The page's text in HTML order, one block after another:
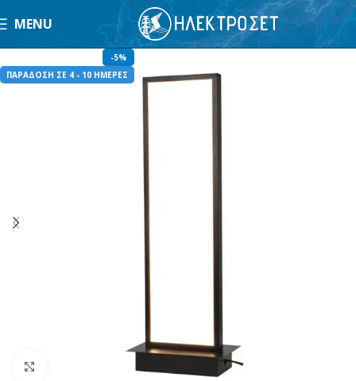
MENU
-5%
ΠΑΡΑΔΟΣΗ ΣΕ 4 - 10 ΗΜΕΡΕΣ
Κλικ για μεγέθυνση